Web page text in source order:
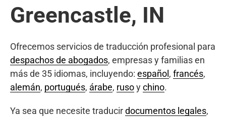
Greencastle, IN
Ofrecemos servicios de traducción profesional para
despachos de abogados, empresas y familias en
más de 35 idiomas, incluyendo: español , francés,
alemán, portugués, árabe, rusoychino.
Ya sea que necesite traducirdocumentos legales,